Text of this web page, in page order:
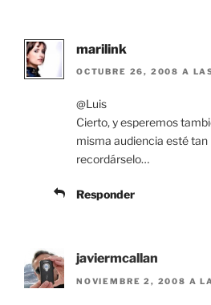
marilink
OCTUBRE 26, 2008 A
@Luis
Cierto, y esperemos
misma audiencia esté
recordárselo…
Responder
javiermcallan
NOVIEMBRE 2, 2008 A